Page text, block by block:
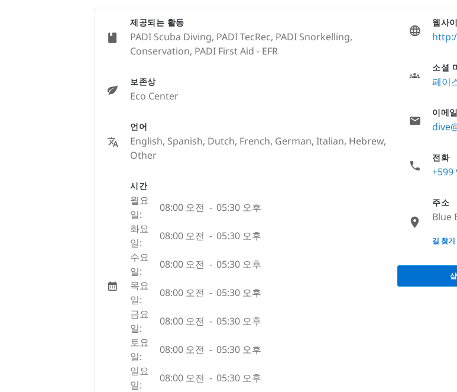
제공되는 활동
PADI Scuba Diving, PADI TecRec, PADI Snorkelling,
Conservation, PADI First Aid - EFR
보존상
Eco Center
언어
English, Spanish, Dutch, French, German, Italian, Hebrew,
Other
시간
월요
일:
08:00 오전 - 05:30 오후
화요
일:
08:00 오전 - 05:30 오후
수요
일:
08:00 오전 - 05:30 오후
목요
일:
08:00 오전 - 05:30 오후
금요
일:
08:00 오전 - 05:30 오후
토요
일:
08:00 오전 - 05:30 오후
일요
일:
08:00 오전 - 05:30 오후
웹사
소셜
페이
이메일
전화
+599
주소
Blue
None
길 찾기